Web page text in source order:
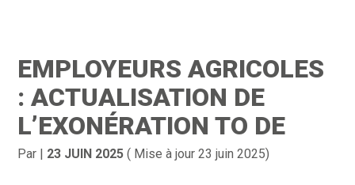
Gestion au quotidien
Financement & trésorerie
Pilotage d’entreprise
Compta
Social & RH
Juridique
EMPLOYEURS AGRICOLES
: ACTUALISATION DE
L’EXONÉRATION TO DE
Par | 23 JUIN 2025 ( Mise à jour 23 juin 2025)